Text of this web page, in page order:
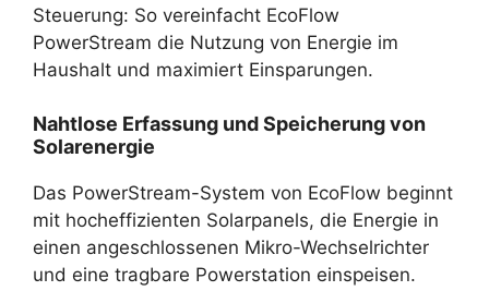
Steuerung: So vereinfacht EcoFlow
PowerStream die Nutzung von Energie im
Haushalt und maximiert Einsparungen.
Nahtlose Erfassung und Speicherung von
Solarenergie
Das PowerStream-System von EcoFlow beginnt
mit hocheffizienten Solarpanels, die Energie in
einen angeschlossenen Mikro-Wechselrichter
und eine tragbare Powerstation einspeisen.